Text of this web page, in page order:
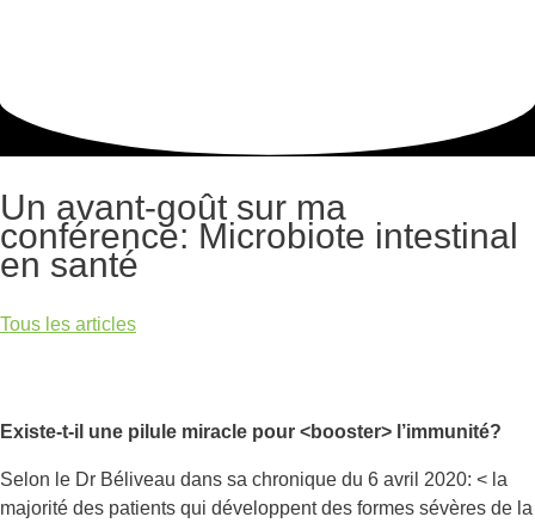
Un avant-goût sur ma
conférence: Microbiote intestinal
en santé
Tous les articles
Existe-t-il une pilule miracle pour <booster> l’immunité?
Selon le Dr Béliveau dans sa chronique du 6 avril 2020: < la
majorité des patients qui développent des formes sévères de la